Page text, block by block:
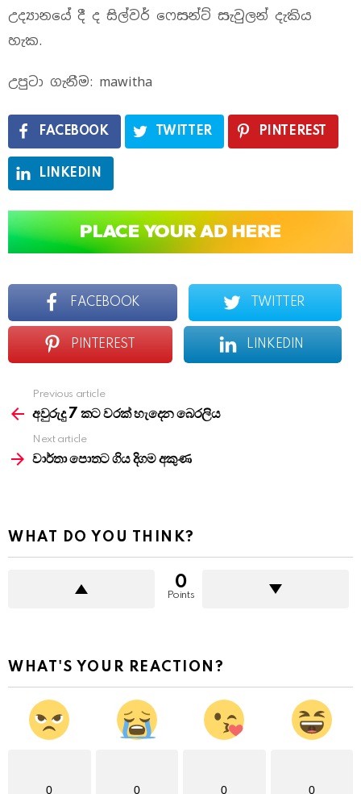
උද්‍යානයේ දී ද සිල්වර් ෆෙසන්ට් සැවුලන් දැකිය
හැක.
උපුටා ගැනීම: mawitha
FACEBOOK TWITTER PINTEREST
LINKEDIN
FACEBOOK TWITTER
PINTEREST LINKEDIN
more
Previous article
අවුරුදු 7 කට වරක් හැදෙන බෙරලිය
Next article
වාර්තා පොතට ගිය දිගම අකුණ
WHAT DO YOU THINK?
0
Points
WHAT'S YOUR REACTION?
0 0 0 0